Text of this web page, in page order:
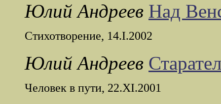
Юлий Андреев Над
Стихотворение, 14.I.2002
Юлий Андреев
Человек в пути, 22.XI.2001